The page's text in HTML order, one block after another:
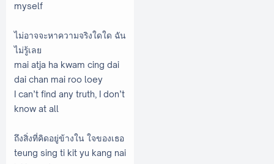
myself
ไม่อาจจะหาความจริงใดใด ฉัน
ไม่รู้เลย
mai atja ha kwam cing dai
dai chan mai roo loey
I can’t find any truth, I don’t
know at all
ถึงสิ่งที่คิดอยู่ข้างใน ใจของเธอ
teung sing ti kit yu kang nai